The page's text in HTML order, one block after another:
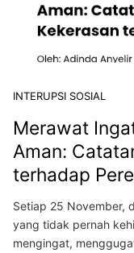
INTERUPSI SOSIAL
Merawat
Aman:
terhadap
Setiap 25 November,
yang tidak pernah
mengingat,